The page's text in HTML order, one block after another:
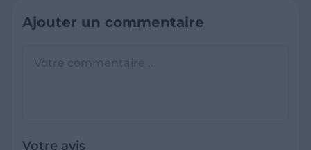
Ajouter un commentaire
Votre avis